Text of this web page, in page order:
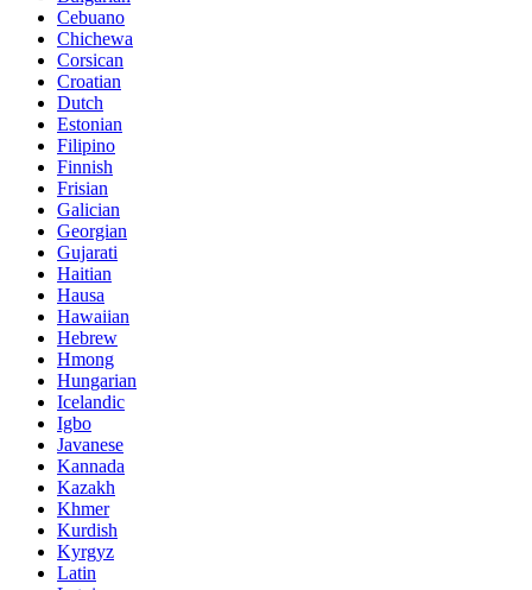
Cebuano
Chichewa
Corsican
Croatian
Dutch
Estonian
Filipino
Finnish
Frisian
Galician
Georgian
Gujarati
Haitian
Hausa
Hawaiian
Hebrew
Hmong
Hungarian
Icelandic
Igbo
Javanese
Kannada
Kazakh
Khmer
Kurdish
Kyrgyz
Latin